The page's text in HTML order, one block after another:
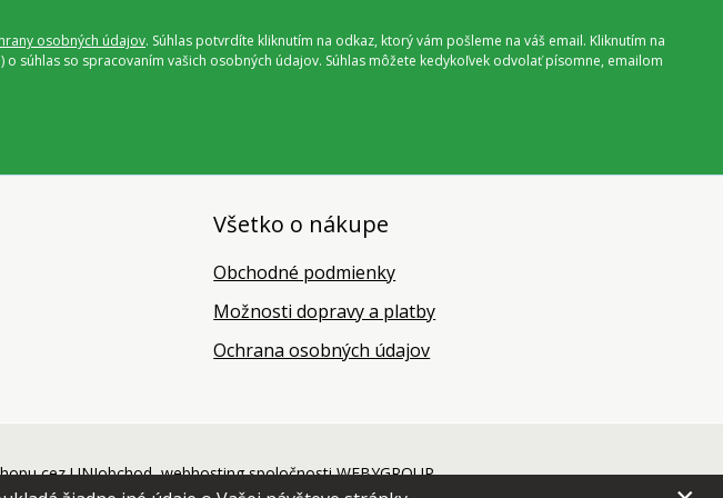
osobných údajov. Súhlas potvrdíte kliknutím na odkaz, ktorý vám pošleme na váš email. Kliknutím na
súhlas so spracovaním vašich osobných údajov. Súhlas môžete kedykoľvek odvolať písomne, emailom
Všetko o nákupe
Obchodné podmienky
Možnosti dopravy a platby
Ochrana osobných údajov
cez UNIobchod,webhostingspoločnostiWEBYGROUP